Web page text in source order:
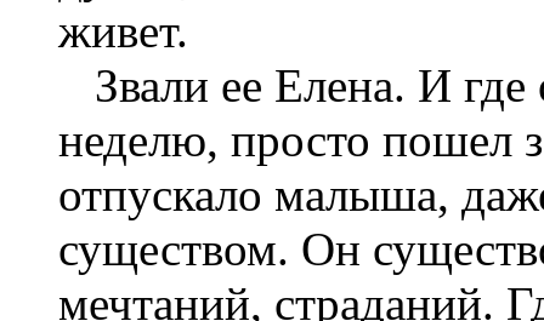
живет.
Звали ее Елена. И где
неделю, просто пошел
отпускало малыша,
существом. Он
мечтаний, страданий.